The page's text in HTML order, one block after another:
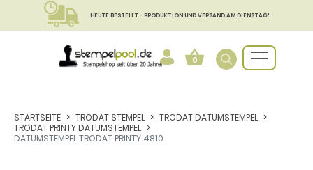
HEUTE BESTELLT - PRODUKTION UND VERSAND AM DIENSTAG!
0
STARTSEITE TRODAT STEMPEL
TRODAT DATUMSTEMPEL
TRODAT PRINTY DATUMSTEMPEL
DATUMSTEMPEL TRODAT PRINTY 4810